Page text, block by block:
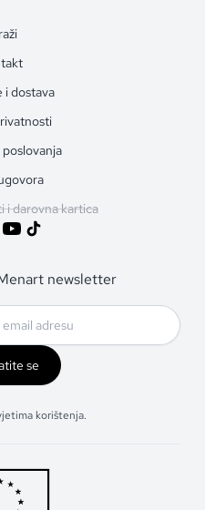
i dostava
i darovna kartica
newsletter
se
korištenja.